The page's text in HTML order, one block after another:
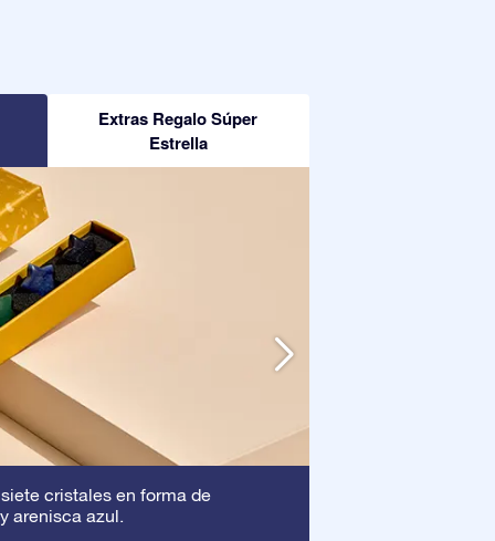
Extras Regalo Súper
Estrella
cristales en forma de
arenisca azul.